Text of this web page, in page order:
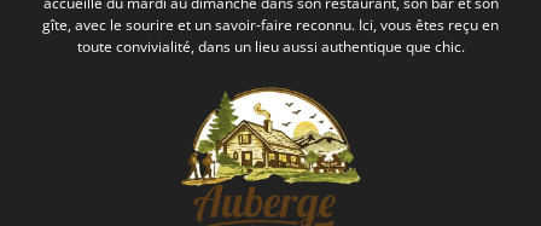
gîte, avec le sourire et un savoir-faire reconnu. Ici, vous êtes reçu en
toute convivialité, dans un lieu aussi authentique que chic.